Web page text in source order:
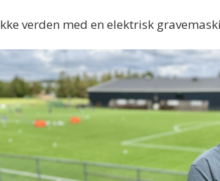
verden med en elektrisk